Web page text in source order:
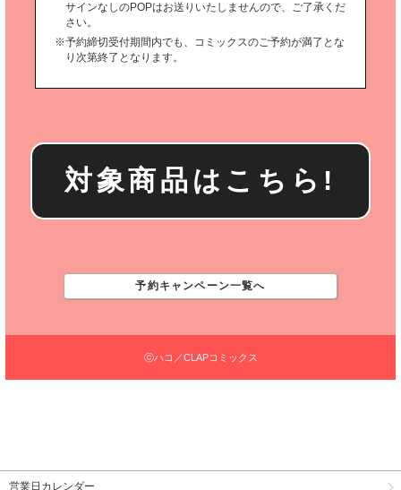
サインなしのPOPはお送りいたしませんので、ご了承くだ
さい。
予約締切受付期間内でも、コミックスのご予約が満了とな
り次第終了となります。
対象商品はこちら!
予約キャンペーン一覧へ
ⓒハコ／CLAPコミックス
営業日カレンダー